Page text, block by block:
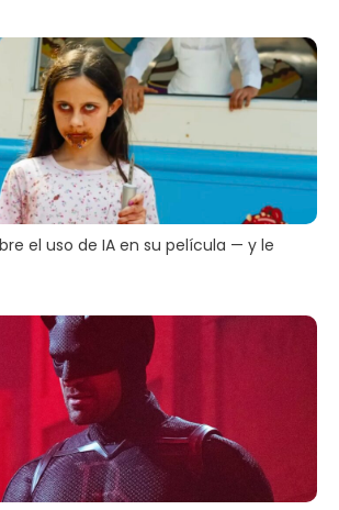
el uso de IA en su película — y le